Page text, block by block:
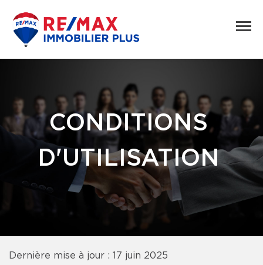
CONDITIONS
D'UTILISATION
Dernière mise à jour : 17 juin 2025